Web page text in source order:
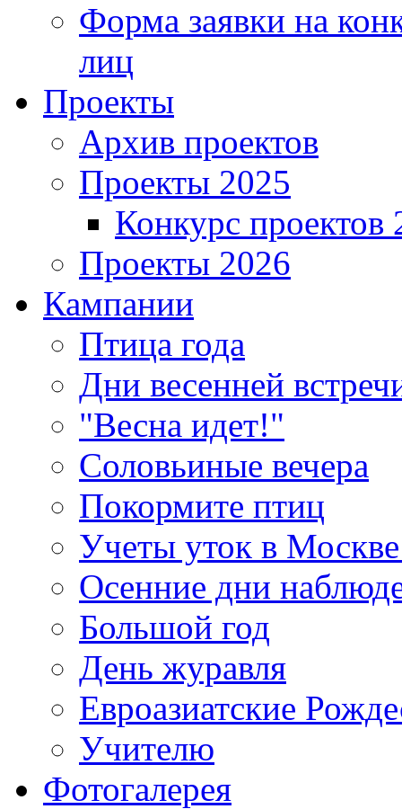
Форма заявки на
лиц
Проекты
Архив проектов
Проекты 2025
Конкурс проектов
Проекты 2026
Кампании
Птица года
Дни весенней
"Весна идет!"
Соловьиные вечера
Покормите птиц
Учеты уток в
Осенние дни
Большой год
День журавля
Евроазиатские
Учителю
Фотогалерея